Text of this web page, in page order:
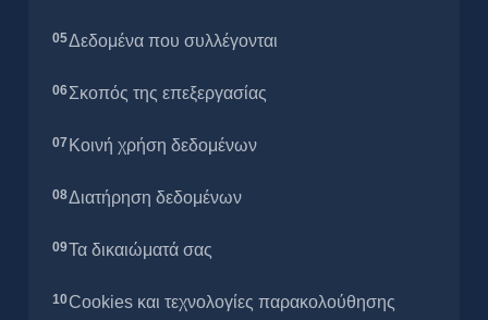
Δεδομένα που συλλέγονται
Σκοπός της επεξεργασίας
Κοινή χρήση δεδομένων
Διατήρηση δεδομένων
Τα δικαιώματά σας
Cookies και τεχνολογίες παρακολούθησης